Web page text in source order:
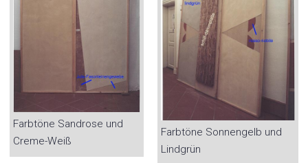
Farbtöne Sandrose und
Creme-Weiß
Farbtöne Sonnengelb und
Lindgrün